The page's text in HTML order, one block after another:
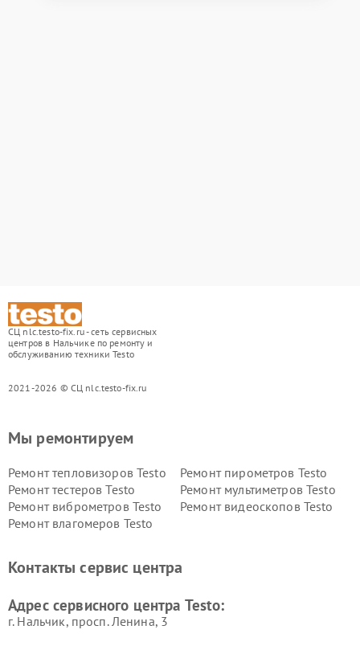
СЦ nlc.testo-fix.ru - сеть сервисных
центров в Нальчике по ремонту и
обслуживанию техники Testo
2021-2026 © СЦ nlc.testo-fix.ru
Мы ремонтируем
Ремонт тепловизоров Testo
Ремонт пирометров Testo
Ремонт тестеров Testo
Ремонт мультиметров Testo
Ремонт виброметров Testo
Ремонт видеоскопов Testo
Ремонт влагомеров Testo
Контакты сервис центра
Адрес сервисного центра Testo:
г. Нальчик, просп. Ленина, 3